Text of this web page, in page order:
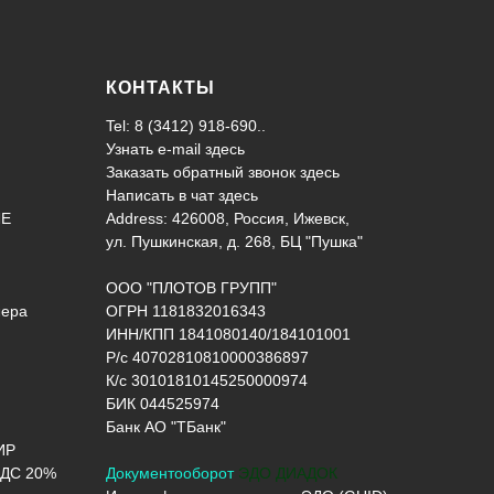
20%
КОНТАКТЫ
Tel: 8 (3412) 918-690..
Узнать e-mail здесь
Заказать обратный звонок здесь
Написать в чатздесь
Address: 426008, Россия, Ижевск,
ул. Пушкинская, д. 268, БЦ "Пушка"
ООО "ПЛОТОВ ГРУПП"
ОГРН 1181832016343
ИНН/КПП 1841080140/184101001
Р/с 40702810810000386897
К/с 30101810145250000974
БИК 044525974
Банк АО "ТБанк"
Документооборот ЭДО ДИАДОК